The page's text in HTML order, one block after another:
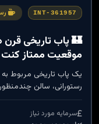
INT-361957
موقعیت ممتاز کنت
رستورانی، سالن
کنت. کسب‌وکاری سودآور
و پتانسیل رشد
سرمایه مورد نیاز